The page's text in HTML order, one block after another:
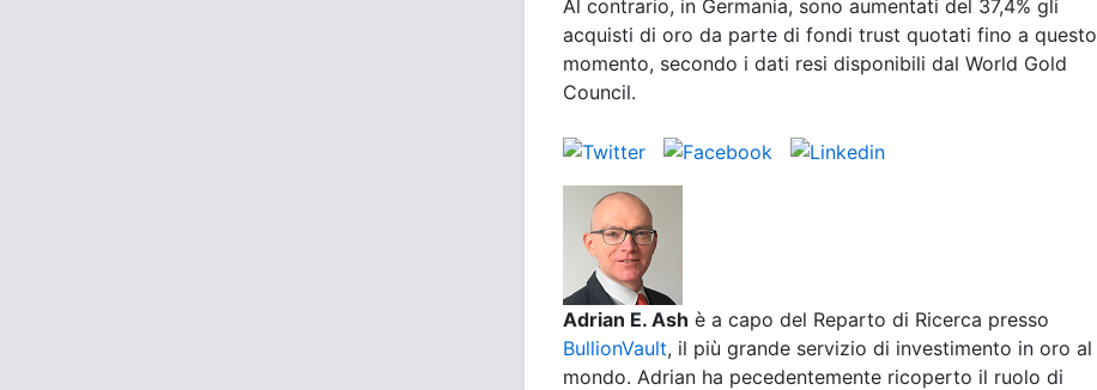
Al contrario, in Germania, sono aumentati del 37,4% gli
acquisti di oro da parte di fondi trust quotati fino a questo
momento, secondo i dati resi disponibili dal World Gold
Council.
Adrian E. Ash è a capo del Reparto di Ricerca presso
BullionVault, il più grande servizio di investimento in oro al
mondo. Adrian ha pecedentemente ricoperto il ruolo di